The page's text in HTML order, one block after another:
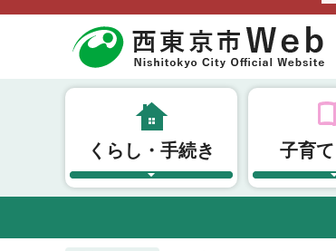
くらし・手続き 子育